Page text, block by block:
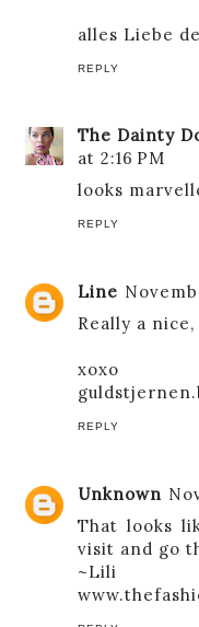
alles Liebe
REPLY
The Dainty
at 2:16 PM
looks
REPLY
Line
Really a
xoxo
REPLY
Unknown
That looks
visit and go
~Lili